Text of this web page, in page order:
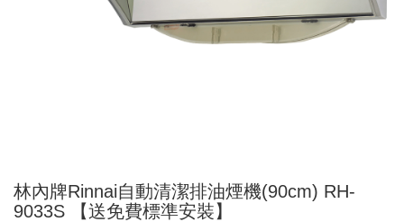
林內牌Rinnai自動清潔排油煙機(90cm) RH-
9033S 【送免費標準安裝】